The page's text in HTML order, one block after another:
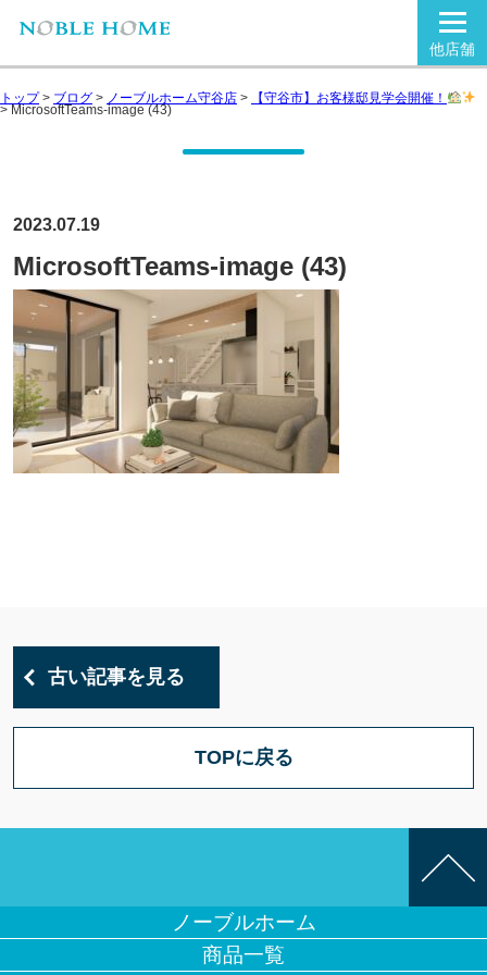
他店舗
トップ> ブログ > ノーブルホーム守谷店 > 【守谷市】お客様邸見学会開催！
>MicrosoftTeams-image (43)
2023.07.19
MicrosoftTeams-image (43)
古い記事を見る
TOPに戻る
ノーブルホーム
商品一覧